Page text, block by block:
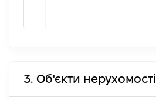
3. Об'єкти нерухомості